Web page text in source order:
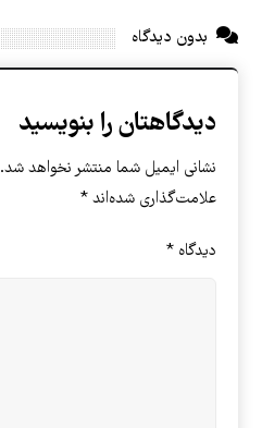
بدون دیدگاه
دیدگاهتان را بنویسید
نشانی ایمیل شما منتشر نخواهد شد.
علامت‌گذاری شده‌اند*
دیدگاه*